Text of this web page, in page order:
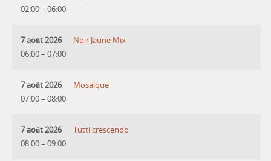
02:00– 06:00
7 août 2026
06:00– 07:00
Noir Jaune Mix
7 août 2026
07:00– 08:00
Mosaique
7 août 2026
08:00– 09:00
Tutti crescendo